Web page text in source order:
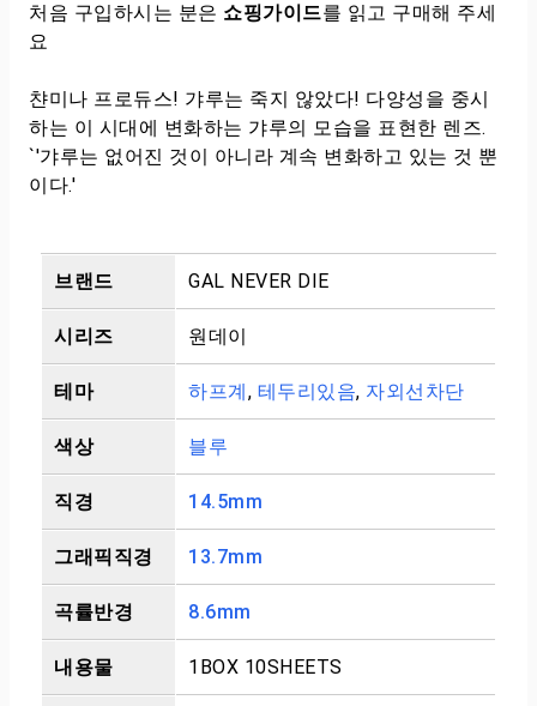
처음 구입하시는 분은 쇼핑가이드를 읽고 구매해 주세
요
챤미나 프로듀스! 갸루는 죽지 않았다! 다양성을 중시
하는 이 시대에 변화하는 갸루의 모습을 표현한 렌즈.
`'갸루는 없어진 것이 아니라 계속 변화하고 있는 것 뿐
이다.'
브랜드 GAL NEVER DIE
시리즈 원데이
테마 하프계, 테두리있음, 자외선차단
색상 블루
직경 14.5mm
그래픽직경 13.7mm
곡률반경 8.6mm
내용물 1BOX 10SHEETS